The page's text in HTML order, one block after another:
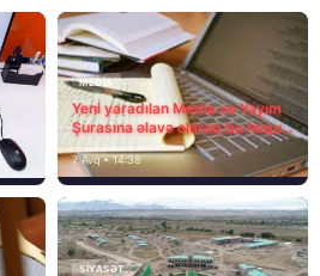
MEDİA
Yeni yaradılan Media və Yayım
Şurasına əlavə olaraq bu hüquq
və vəzifələr də verilib
7 Avq • 14:38
SIYASƏT